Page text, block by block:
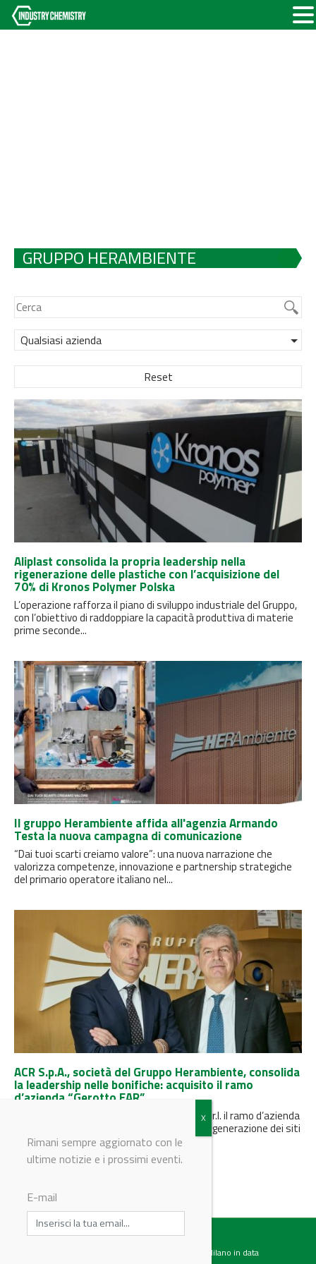
GRUPPO HERAMBIENTE
Qualsiasi azienda
Reset
Aliplast consolida la propria leadership nella
rigenerazione delle plastiche con l’acquisizione del
70% di Kronos Polymer Polska
L’operazione rafforza il piano di sviluppo industriale del Gruppo,
con l’obiettivo di raddoppiare la capacità produttiva di materie
prime seconde...
Il gruppo Herambiente affida all'agenzia Armando
Testa la nuova campagna di comunicazione
“Dai tuoi scarti creiamo valore”: una nuova narrazione che
valorizza competenze, innovazione e partnership strategiche
del primario operatore italiano nel...
ACR S.p.A., società del Gruppo Herambiente, consolida
la leadership nelle bonifiche: acquisito il ramo
d’azienda “Gerotto EAR”
ACR S.p.A. acquisterà da Gerotto Federico S.r.l. il ramo d’azienda
Gerotto EAR, specializzato nella bonifica e rigenerazione dei siti
contaminati...
Testata giornalistica registrata presso il Tribunale di Milano in data
Rimani sempre aggiornato con le
ultime notizie e i prossimi eventi.
E-mail